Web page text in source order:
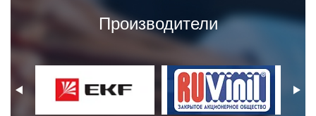
Производители